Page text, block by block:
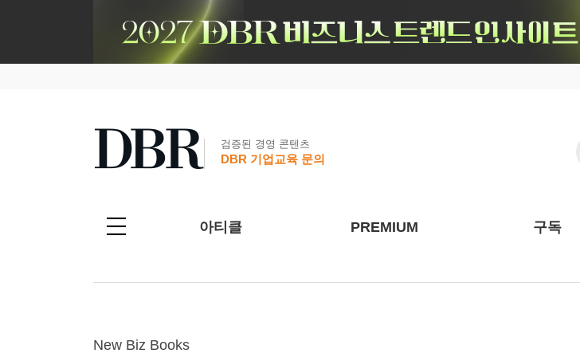
검증된 경영 콘텐츠
DBR 기업교육 문의
아티클 PREMIUM 구독
New Biz Books